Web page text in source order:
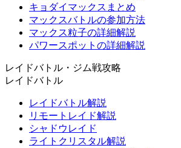
キョダイマックスまとめ
マックスバトルの参加方法
マックス粒子の詳細解説
パワースポットの詳細解説
レイドバトル・ジム戦攻略
レイドバトル
レイドバトル解説
リモートレイド解説
シャドウレイド
ライトクリスタル解説